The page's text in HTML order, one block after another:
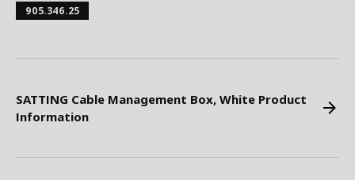
905.346.25
SATTING Cable Management Box, White Product
Information